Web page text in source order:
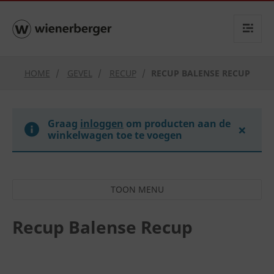
text.skipToContent
text.skipToNavigation
HOME GEVEL RECUP RECUP BALENSE RECUP
Graag inloggen om producten aan de
winkelwagen toe te voegen
×
Recup Balense Recup